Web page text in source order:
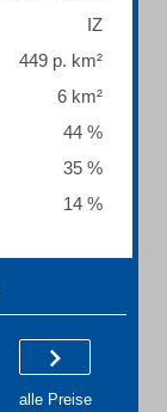
IZ
449 p. km²
6 km²
44 %
35 %
14 %
alle Preise